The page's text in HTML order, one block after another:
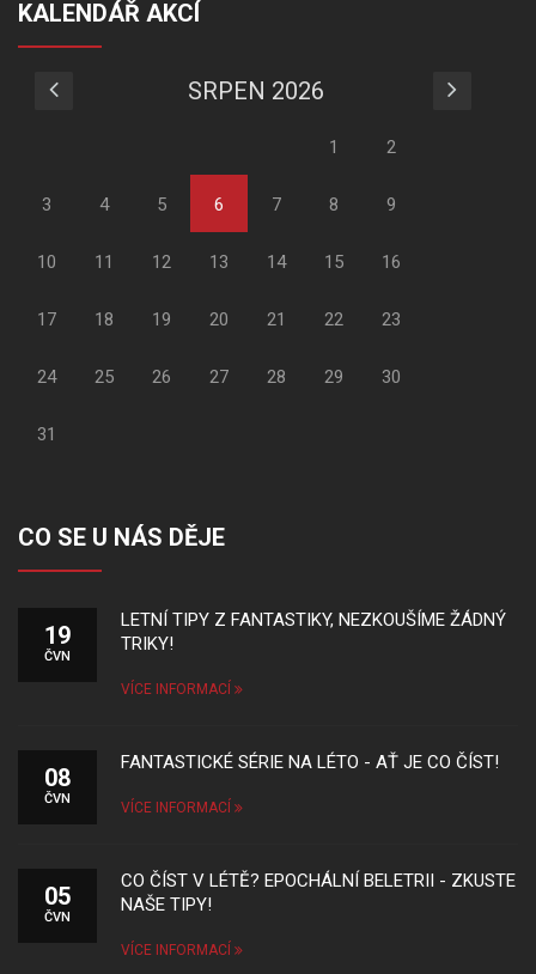
KALENDÁŘ AKCÍ
SRPEN 2026
1 2
3 4 5 6 7 8 9
10 11 12 13 14 15 16
17 18 19 20 21 22 23
24 25 26 27 28 29 30
31
CO SE U NÁS DĚJE
19
ČVN
LETNÍ TIPY Z FANTASTIKY, NEZKOUŠÍME ŽÁDNÝ
TRIKY!
VÍCE INFORMACÍ
08
ČVN
FANTASTICKÉ SÉRIE NA LÉTO - AŤ JE CO ČÍST!
VÍCE INFORMACÍ
05
ČVN
CO ČÍST V LÉTĚ? EPOCHÁLNÍ BELETRII - ZKUSTE
NAŠE TIPY!
VÍCE INFORMACÍ